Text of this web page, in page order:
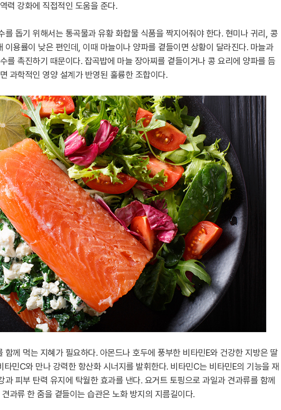
력 강화에 직접적인 도움을 준다.
를 돕기 위해서는 통곡물과 유황 화합물 식품을 짝지어줘야 한다. 현미나 귀리, 콩
이용률이 낮은 편인데, 이때 마늘이나 양파를 곁들이면 상황이 달라진다. 마늘과
를 촉진하기 때문이다. 잡곡밥에 마늘 장아찌를 곁들이거나 콩 요리에 양파를 듬
과학적인 영양 설계가 반영된 훌륭한 조합이다.
함께 먹는 지혜가 필요하다. 아몬드나 호두에 풍부한 비타민E와 건강한 지방은 딸
민C와 만나 강력한 항산화 시너지를 발휘한다. 비타민C는 비타민E의 기능을 재
과 피부 탄력 유지에 탁월한 효과를 낸다. 요거트 토핑으로 과일과 견과류를 함께
과류 한 줌을 곁들이는 습관은 노화 방지의 지름길이다.